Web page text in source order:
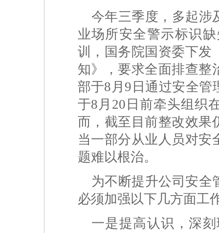
今年三季度，多起涉
业场所安全警示标识
训，国务院国资委下发
知》，要求全面排查整
部于8月9日通过安全
于8月20日前牵头组织
而，截至目前整改效果
当一部分从业人员对安
题难以根治。
为不断提升公司安全
必须加强以下几方面工
一是提高认识，深